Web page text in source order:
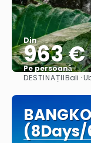
Din
963 €
Pe persoană
DESTINAȚIIBali ·
(8Days/